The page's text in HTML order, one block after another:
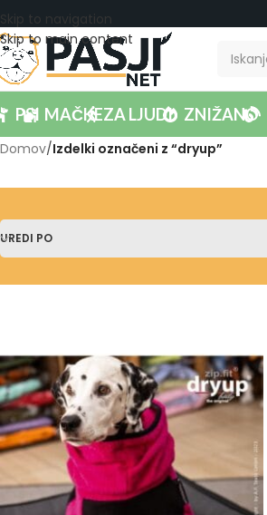
Skip to navigation
Skip to main content
PSI MAČKEZA LJUDI ZNIŽANO
Domov/Izdelki označeni z “dryup”
UREDI PO